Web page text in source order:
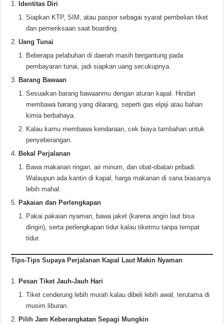
Identitas Diri
Siapkan KTP, SIM, atau paspor sebagai syarat pembelian tiket
dan pemeriksaan saat boarding.
Uang Tunai
Beberapa pelabuhan di daerah masih bergantung pada
pembayaran tunai, jadi siapkan uang secukupnya.
Barang Bawaan
Sesuaikan barang bawaanmu dengan aturan kapal. Hindari
membawa barang yang dilarang, seperti gas elpiji atau bahan
kimia berbahaya.
Kalau kamu membawa kendaraan, cek biaya tambahan untuk
penyeberangan.
Bekal Perjalanan
Bawa makanan ringan, air minum, dan obat-obatan pribadi.
Walaupun ada kantin di kapal, harga makanan di sana biasanya
lebih mahal.
Pakaian dan Perlengkapan
Pakai pakaian nyaman, bawa jaket (karena angin laut bisa
dingin), serta perlengkapan tidur kalau tiketmu tanpa tempat
tidur.
Tips-Tips Supaya Perjalanan Kapal Laut Makin Nyaman
Pesan Tiket Jauh-Jauh Hari
Tiket cenderung lebih murah kalau dibeli lebih awal, terutama di
musim liburan.
Pilih Jam Keberangkatan Sepagi Mungkin